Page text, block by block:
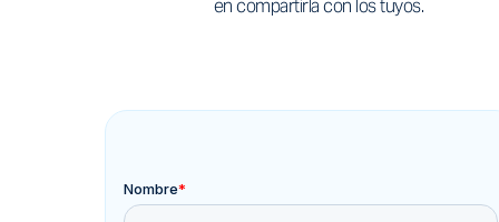
en compartirla con los tuyos.